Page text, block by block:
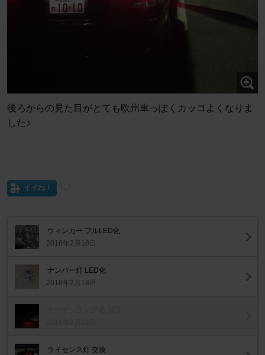
後ろからの見た目がとても欧州車っぽくカッコよくなりま
した♪
イイね！
ウィンカー フルLED化
2016年2月18日
ナンバー灯 LED化
2016年2月18日
ライセンス灯 交換